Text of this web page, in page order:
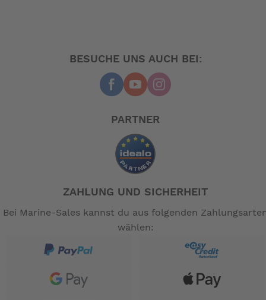
BESUCHE UNS AUCH BEI:
PARTNER
ZAHLUNG UND SICHERHEIT
Bei Marine-Sales kannst du aus folgenden
wählen: